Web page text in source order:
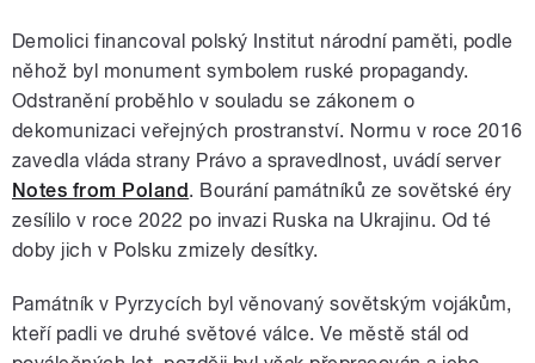
Demolici financoval polský Institut národní paměti, podle
něhož byl monument symbolem ruské propagandy.
Odstranění proběhlo v souladu se zákonem o
dekomunizaci veřejných prostranství. Normu v roce 2016
zavedla vláda strany Právo a spravedlnost, uvádí server
Notes from Poland. Bourání památníků ze sovětské éry
zesílilo v roce 2022 po invazi Ruska na Ukrajinu. Od té
doby jich v Polsku zmizely desítky.
Památník v Pyrzycích byl věnovaný sovětským vojákům,
kteří padli ve druhé světové válce. Ve městě stál od